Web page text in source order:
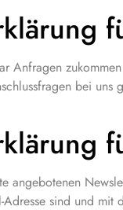
Anfragen
bei
angebotenen
sind und